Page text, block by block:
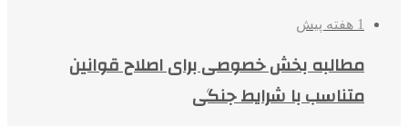
1 هفته پیش
مطالبه بخش خصوصی برای اصلاح قوانین
متناسب با شرایط جنگی